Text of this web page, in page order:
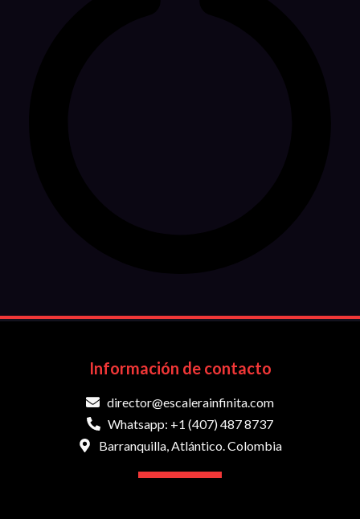
Información de contacto
director@escalerainfinita.com
Whatsapp: +1 (407) 487 8737
Barranquilla, Atlántico. Colombia